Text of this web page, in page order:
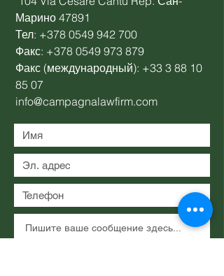
Марино 47891
Тел: +378 0549 942 700
Факс: +378 0549 973 879
Факс (международный): +33 3 88 10
85 07
info@campagnalawfirm.com